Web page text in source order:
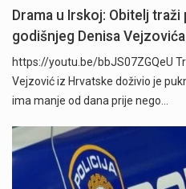
Drama u Irskoj: Obitelj
godišnjeg Denisa Vejzovića
https://youtu.be/bbJS07ZGQeU
Vejzović iz Hrvatske doživio je
ima manje od dana prije nego…